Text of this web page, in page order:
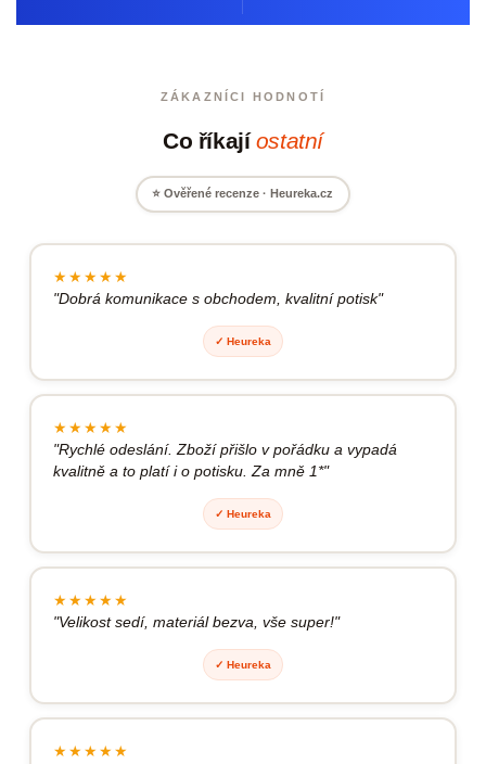
ZÁKAZNÍCI HODNOTÍ
Co říkajíostatní
⭐ Ověřené recenze · Heureka.cz
★★★★★
Dobrá komunikace s obchodem, kvalitní potisk
✓ Heureka
★★★★★
Rychlé odeslání. Zboží přišlo v pořádku a vypadá
kvalitně a to platí i o potisku. Za mně 1*
✓ Heureka
★★★★★
Velikost sedí, materiál bezva, vše super!
✓ Heureka
★★★★★